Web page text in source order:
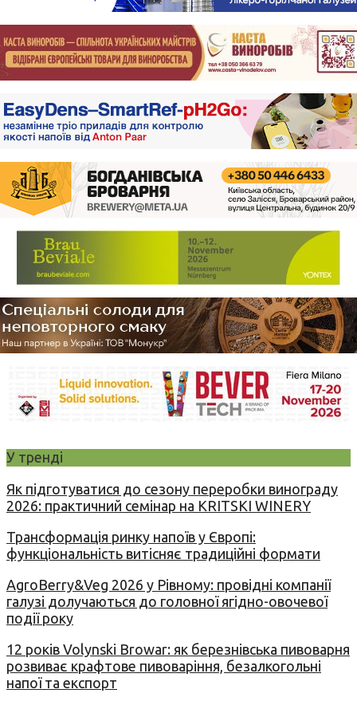
У тренді
Як підготуватися до сезону переробки винограду
2026: практичний семінар на KRITSKI WINERY
Трансформація ринку напоїв у Європі:
функціональність витісняє традиційні формати
AgroBerry&Veg 2026 у Рівному: провідні компанії
галузі долучаються до головної ягідно-овочевої
події року
12 років Volynski Browar: як березнівська пивоварня
розвиває крафтове пивоваріння, безалкогольні
напої та експорт